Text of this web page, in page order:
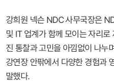
강희원 넥슨 NDC 사무국장은
및 IT 업계가 함께 모이는 자리
진 통찰과 고민을 아낌없이 나누
강연장 안팎에서 다양한 경험과
말했다.